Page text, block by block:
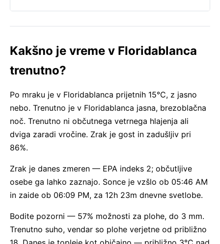
Kakšno je vreme v Floridablanca
trenutno?
Po mraku je v Floridablanca prijetnih 15°C, z jasno
nebo. Trenutno je v Floridablanca jasna, brezoblačna
noč. Trenutno ni občutnega vetrnega hlajenja ali
dviga zaradi vročine. Zrak je gost in zadušljiv pri
86%.
Zrak je danes zmeren — EPA indeks 2; občutljive
osebe ga lahko zaznajo. Sonce je vzšlo ob 05:46 AM
in zaide ob 06:09 PM, za 12h 23m dnevne svetlobe.
Bodite pozorni — 57% možnosti za plohe, do 3 mm.
Trenutno suho, vendar so plohe verjetne od približno